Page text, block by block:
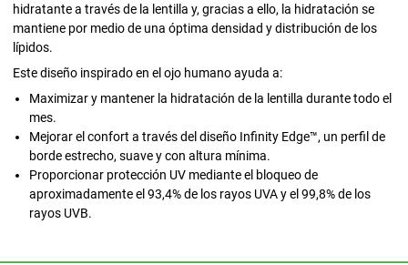
hidratante a través de la lentilla y, gracias a ello, la hidratación se
mantiene por medio de una óptima densidad y distribución de los
lípidos.
Este diseño inspirado en el ojo humano ayuda a:
Maximizar y mantener la hidratación de la lentilla durante todo el
mes.
Mejorar el confort a través del diseño Infinity Edge™, un perfil de
borde estrecho, suave y con altura mínima.
Proporcionar protección UV mediante el bloqueo de
aproximadamente el 93,4% de los rayos UVA y el 99,8% de los
rayos UVB.